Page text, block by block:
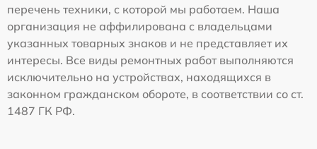
перечень техники, с которой мы работаем. Наша
организация не аффилирована с владельцами
указанных товарных знаков и не представляет их
интересы. Все виды ремонтных работ выполняются
исключительно на устройствах, находящихся в
законном гражданском обороте, в соответствии со ст.
1487 ГК РФ.